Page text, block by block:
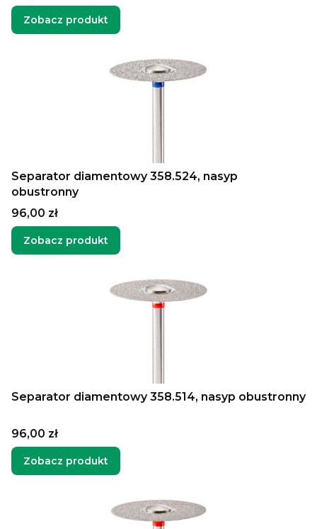
Zobacz produkt
Separator diamentowy 358.524, nasyp
obustronny
Cena
96,00 zł
Zobacz produkt
Separator diamentowy 358.514, nasyp obustronny
Cena
96,00 zł
Zobacz produkt